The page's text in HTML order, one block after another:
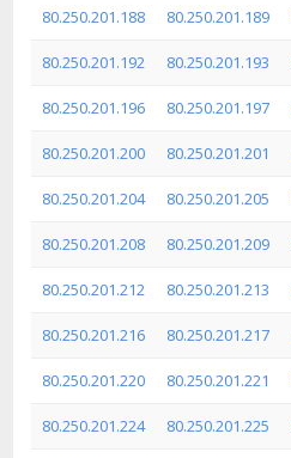
80.250.201.188 80.250.201.189
80.250.201.192 80.250.201.193
80.250.201.196 80.250.201.197
80.250.201.200 80.250.201.201
80.250.201.204 80.250.201.205
80.250.201.208 80.250.201.209
80.250.201.212 80.250.201.213
80.250.201.216 80.250.201.217
80.250.201.220 80.250.201.221
80.250.201.224 80.250.201.225